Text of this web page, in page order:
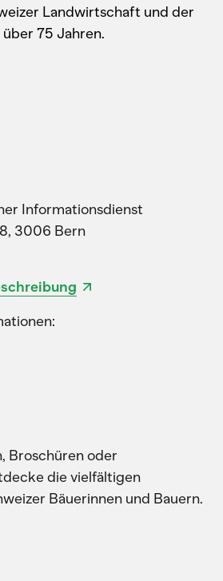
Landwirtschaft und der
75 Jahren.
Informationsdienst
3006 Bern
Broschüren oder
die vielfältigen
Bäuerinnen und Bauern.